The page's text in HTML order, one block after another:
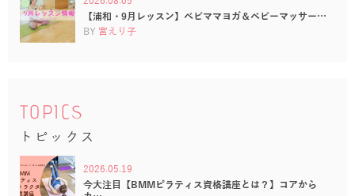
【浦和・9月レッスン】ベビママヨガ＆ベビーマッサー…
BY 宮えり子
TOPICS
トピックス
2026.05.19
今大注目【BMMピラティス資格講座とは？】コアから